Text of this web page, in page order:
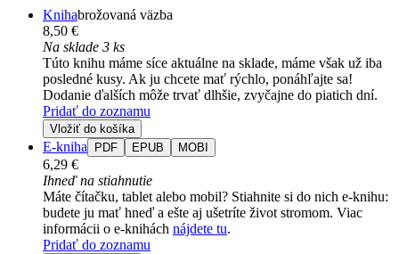
Knihabrožovaná väzba
8,50 €
Na sklade 3 ks
Túto knihu máme síce aktuálne na sklade, máme však už iba
posledné kusy. Ak ju chcete mať rýchlo, ponáhľajte sa!
Dodanie ďalších môže trvať dlhšie, zvyčajne do piatich dní.
Pridať do zoznamu
Vložiť do košíka
E-kniha PDF EPUB MOBI
6,29 €
Ihneď na stiahnutie
Máte čítačku, tablet alebo mobil? Stiahnite si do nich e-knihu:
budete ju mať hneď a ešte aj ušetríte život stromom. Viac
informácii o e-knihách nájdete tu.
Pridať do zoznamu